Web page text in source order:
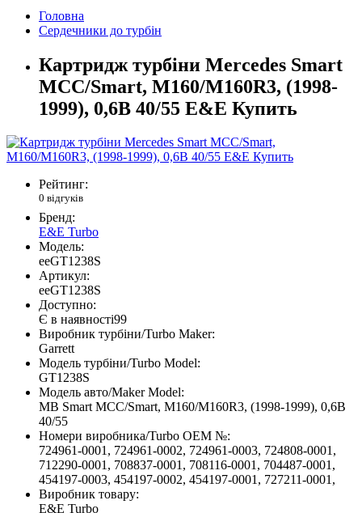
Головна
Сердечники до турбін
Картридж турбіни Mercedes Smart
MCC/Smart, M160/M160R3, (1998-
1999), 0,6B 40/55 E&E Купить
Рейтинг:
0 відгуків
Бренд:
E&E Turbo
Модель:
eeGT1238S
Артикул:
eeGT1238S
Доступно:
Є в наявності99
Виробник турбіни/Turbo Maker:
Garrett
Модель турбіни/Turbo Model:
GT1238S
Модель авто/Maker Model:
MB Smart MCC/Smart, M160/M160R3, (1998-1999), 0,6B
40/55
Номери виробника/Turbo OEM №:
724961-0001, 724961-0002, 724961-0003, 724808-0001,
712290-0001, 708837-0001, 708116-0001, 704487-0001,
454197-0003, 454197-0002, 454197-0001, 727211-0001,
Виробник товару:
E&E Turbo